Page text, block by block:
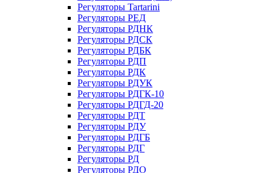
Регуляторы Tartarini
Регуляторы РЕД
Регуляторы РДНК
Регуляторы РДСК
Регуляторы РДБК
Регуляторы РДП
Регуляторы РДК
Регуляторы РДУК
Регуляторы РДГК-10
Регуляторы РДГД-20
Регуляторы РДТ
Регуляторы РДУ
Регуляторы РДГБ
Регуляторы РДГ
Регуляторы РД
Регуляторы РДО